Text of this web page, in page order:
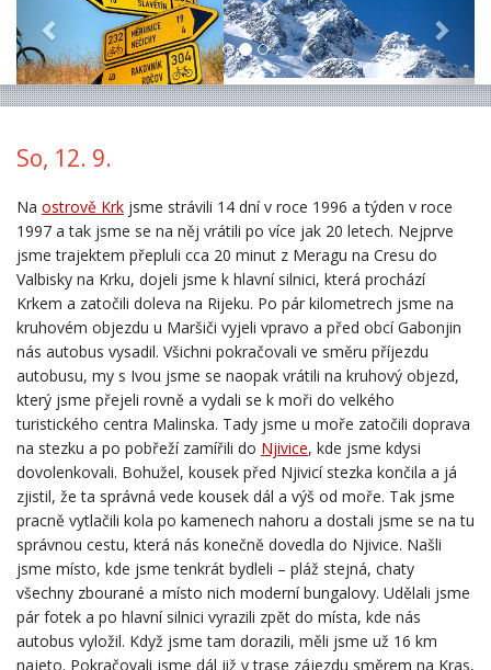
So, 12. 9.
Na ostrově Krk jsme strávili 14 dní v roce 1996 a týden v roce
1997 a tak jsme se na něj vrátili po více jak 20 letech. Nejprve
jsme trajektem přepluli cca 20 minut z Meragu na Cresu do
Valbisky na Krku, dojeli jsme k hlavní silnici, která prochází
Krkem a zatočili doleva na Rijeku. Po pár kilometrech jsme na
kruhovém objezdu u Maršiči vyjeli vpravo a před obcí Gabonjin
nás autobus vysadil. Všichni pokračovali ve směru příjezdu
autobusu, my s Ivou jsme se naopak vrátili na kruhový objezd,
který jsme přejeli rovně a vydali se k moři do velkého
turistického centra Malinska. Tady jsme u moře zatočili doprava
na stezku a po pobřeží zamířili do Njivice , kde jsme kdysi
dovolenkovali. Bohužel, kousek před Njivicí stezka končila a já
zjistil, že ta správná vede kousek dál a výš od moře. Tak jsme
pracně vytlačili kola po kamenech nahoru a dostali jsme se na tu
správnou cestu, která nás konečně dovedla do Njivice. Našli
jsme místo, kde jsme tenkrát bydleli – pláž stejná, chaty
všechny zbourané a místo nich moderní bungalovy. Udělali jsme
pár fotek a po hlavní silnici vyrazili zpět do místa, kde nás
autobus vyložil. Když jsme tam dorazili, měli jsme už 16 km
najeto. Pokračovali jsme dál již v trase zájezdu směrem na Kras,